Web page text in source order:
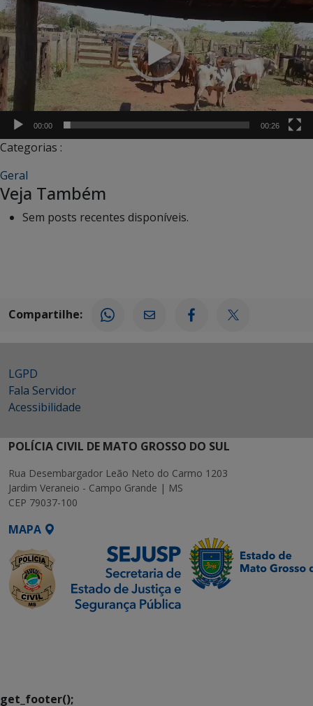
vídeo
00:00 00:26
Categorias :
Geral
Veja Também
Sem posts recentes disponíveis.
Compartilhe:
LGPD
Fala Servidor
Acessibilidade
POLÍCIA CIVIL DE MATO GROSSO DO SUL
Rua Desembargador Leão Neto do Carmo 1203
Jardim Veraneio - Campo Grande | MS
CEP 79037-100
MAPA
get_footer();